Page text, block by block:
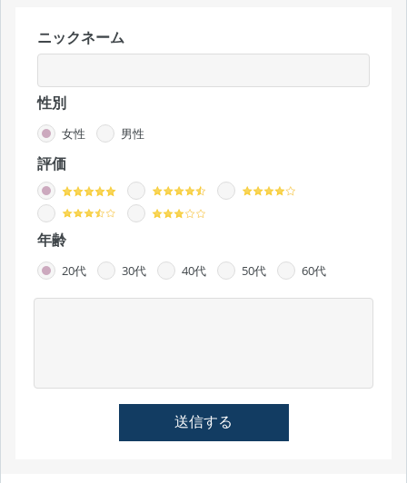
ニックネーム
性別
女性 男性
評価
年齢
20代 30代 40代 50代 60代